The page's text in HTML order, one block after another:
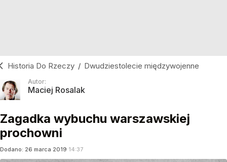
Historia Do Rzeczy / Dwudziestolecie międzywojenne
Autor:
Maciej Rosalak
Zagadka wybuchu warszawskiej
prochowni
Dodano: 26 marca 2019 14:37